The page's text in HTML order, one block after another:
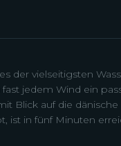
der vielseitigsten
jedem Wind ein
Blick auf die
ist in fünf Minuten